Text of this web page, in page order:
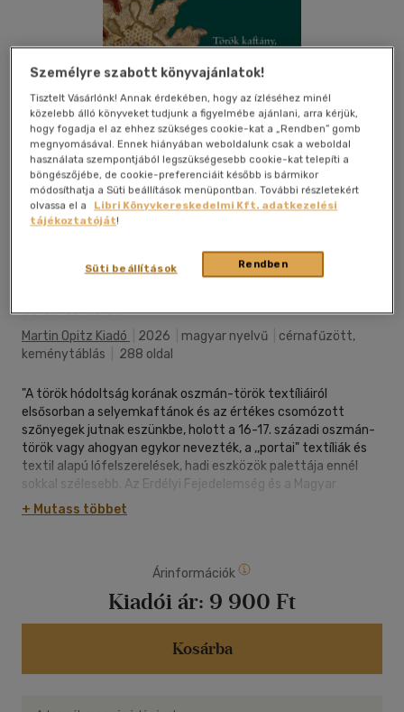
Kívánságlistához adom
Martin Opitz Kiadó 2026 magyar nyelvű
cérnafűzött,
keménytáblás
288 oldal
"A török hódoltság korának oszmán-török textíliáiról
elsősorban a selyemkaftánok és az értékes csomózott
szőnyegek jutnak eszünkbe, holott a 16-17. századi oszmán-
török vagy ahogyan egykor nevezték, a ,,portai" textíliák és
textil alapú lófelszerelések, hadi eszközök palettája ennél
sokkal szélesebb. Az Erdélyi Fejedelemség és a Magyar
Királyság fejedelmi vagy főúri kincstáraiban és
háztartásaiban előforduló török textilfélék használatáról a
kelmeféle, viselet, lakástextília, valamint ünnepi lófelszerelés,
nyereg, ló- és nyeregtakaró volt kedvelt hazánkban. Az
érzékeny és sérülékeny textíliák a használatuk során
elkoptak, elpusztultak, és csak azok maradtak fenn,
amelyeket kincstárakban vagy egyházi gyűjteményekben
+ Mutass többet
Árinformációk
Kiadói ár: 9 900 Ft
Kosárba
Személyre szabott könyvajánlatok!
Tisztelt Vásárlónk! Annak érdekében, hogy az ízléséhez minél
közelebb álló könyveket tudjunk a figyelmébe ajánlani, arra kérjük,
hogy fogadja el az ehhez szükséges cookie-kat a „Rendben” gomb
megnyomásával. Ennek hiányában weboldalunk csak a weboldal
használata szempontjából legszükségesebb cookie-kat telepíti a
böngészőjébe, de cookie-preferenciáit később is bármikor
módosíthatja a Süti beállítások menüpontban. További részletekért
olvassa el a
Libri Könyvkereskedelmi Kft. adatkezelési
tájékoztatóját!
Rendben
Süti beállítások